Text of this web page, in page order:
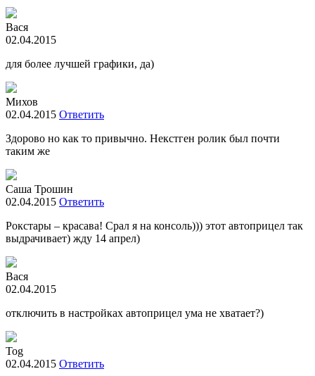
Вася
02.04.2015
для более лучшей графики, да)
Михов
02.04.2015 Ответить
Здорово но как то привычно. Некстген ролик был почти
таким же
Саша Трошин
02.04.2015 Ответить
Рокстары – красава! Срал я на консоль))) этот автоприцел так
выдрачивает) жду 14 апрел)
Вася
02.04.2015
отключить в настройках автоприцел ума не хватает?)
Tog
02.04.2015 Ответить